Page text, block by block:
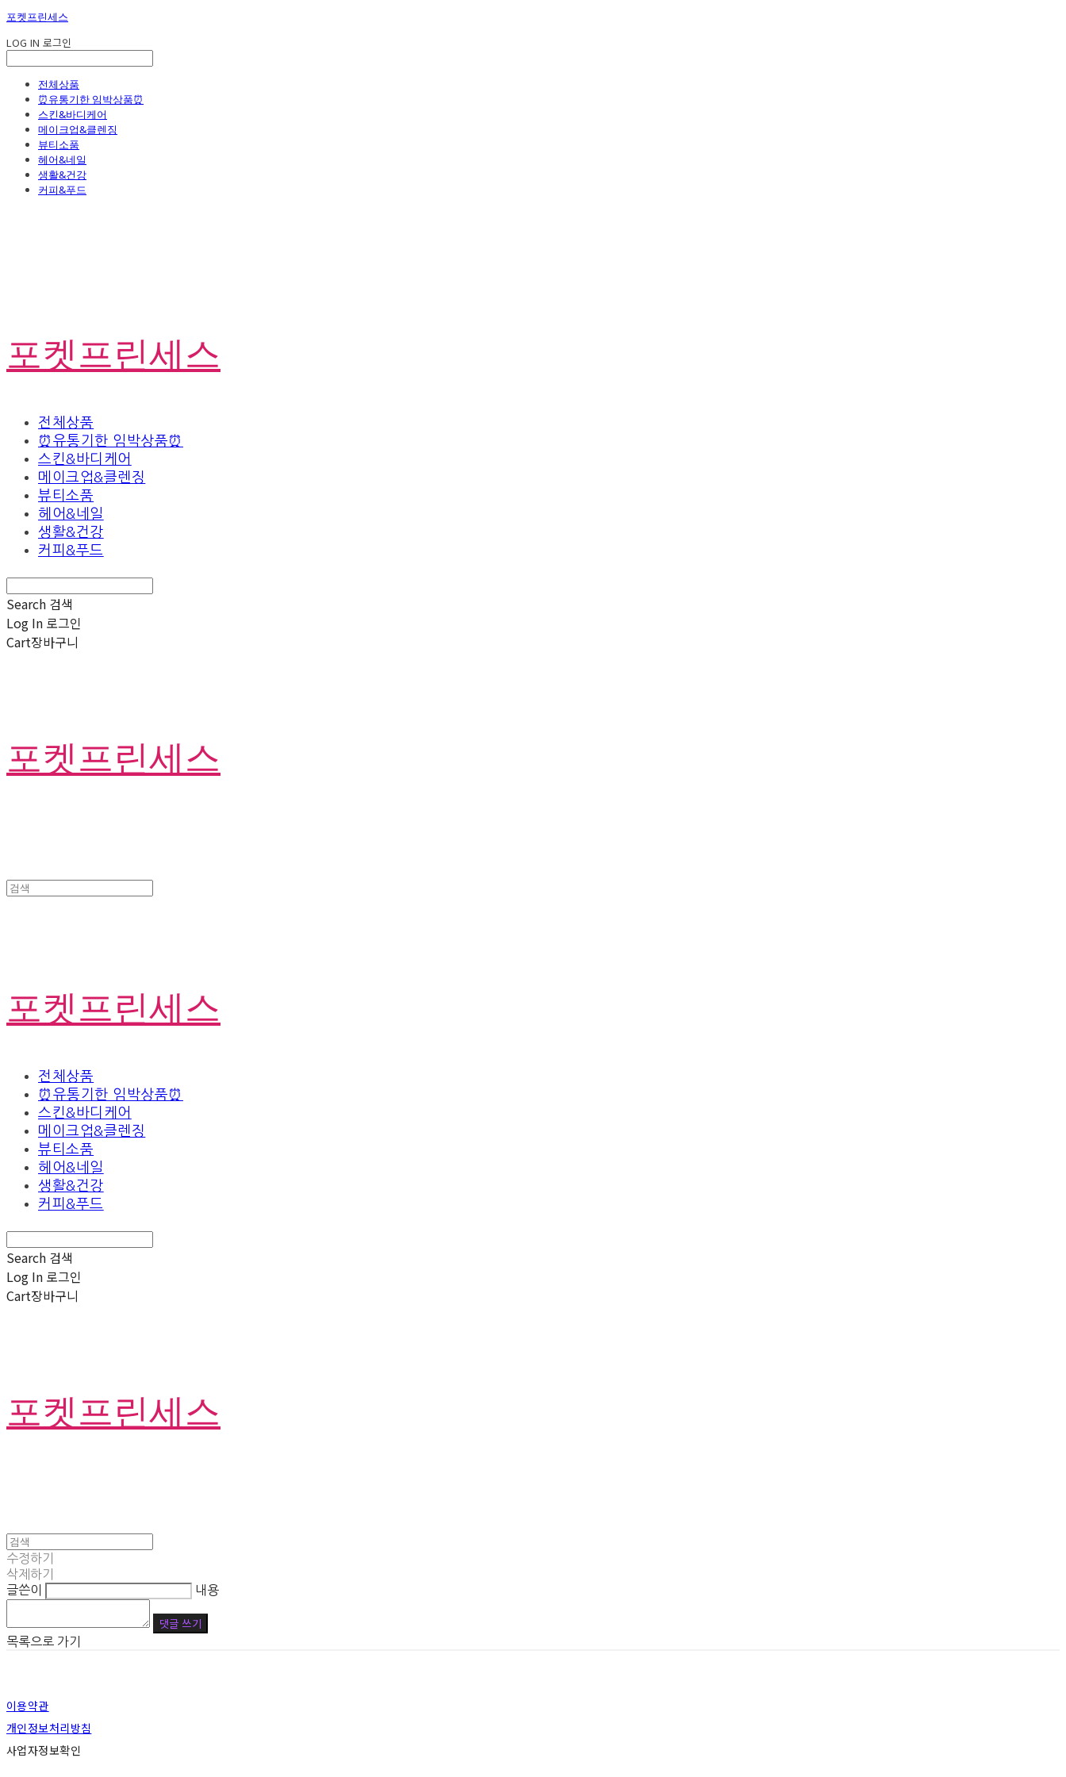
포켓프린세스
LOG IN 로그인
전체상품
⏰유통기한 임박상품⏰
스킨&바디케어
메이크업&클렌징
뷰티소품
헤어&네일
생활&건강
커피&푸드
포켓프린세스
전체상품
⏰유통기한 임박상품⏰
스킨&바디케어
메이크업&클렌징
뷰티소품
헤어&네일
생활&건강
커피&푸드
Search 검색
Log In 로그인
Cart장바구니
포켓프린세스
포켓프린세스
전체상품
⏰유통기한 임박상품⏰
스킨&바디케어
메이크업&클렌징
뷰티소품
헤어&네일
생활&건강
커피&푸드
Search 검색
Log In 로그인
Cart장바구니
포켓프린세스
수정하기
삭제하기
글쓴이
내용
댓글 쓰기
목록으로 가기
이용약관
개인정보처리방침
사업자정보확인